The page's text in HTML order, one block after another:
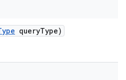
queryType)